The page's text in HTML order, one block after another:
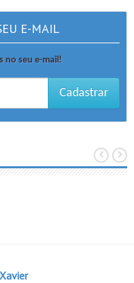
E-MAIL
no seu e-mail!
Cadastrar